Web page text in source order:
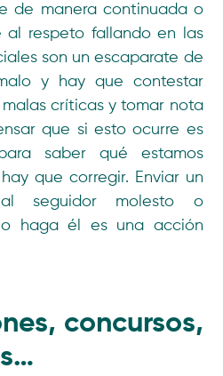
de manera continuada o
al respeto fallando en las
son un escaparate de
y hay que contestar
críticas y tomar nota
que si esto ocurre es
saber qué estamos
que corregir. Enviar un
seguidor molesto o
haga él es una acción
concursos,